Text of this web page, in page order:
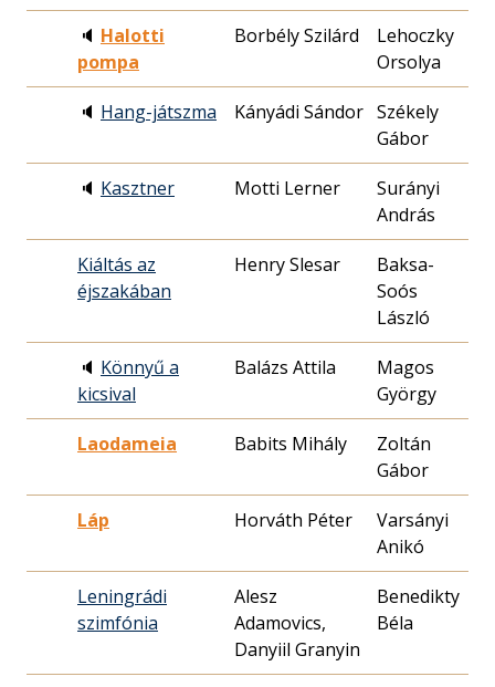
🔈 Halotti
pompa
Borbély Szilárd
Lehoczky
Orsolya
🔈 Hang-játszma Kányádi Sándor Székely
Gábor
🔈 Kasztner Motti Lerner
Surányi
András
Kiáltás az
éjszakában
Henry Slesar
Baksa-
Soós
László
🔈 Könnyű a
kicsival
Balázs Attila
Magos
György
Laodameia Babits Mihály
Zoltán
Gábor
Láp Horváth Péter
Varsányi
Anikó
Leningrádi
szimfónia
Alesz
Adamovics,
Danyiil Granyin
Benedikty
Béla